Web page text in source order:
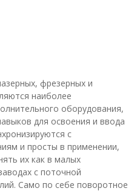
фрезерных и
наиболее
оборудования,
для освоения и ввода
с
и просты в применении,
их как в малых
с поточной
Само по себе поворотное